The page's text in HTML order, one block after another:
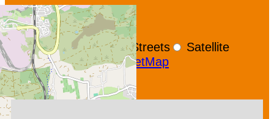
+−
OpenStreetMap
Streets
Satellite
Leaflet |©OpenStreetMap